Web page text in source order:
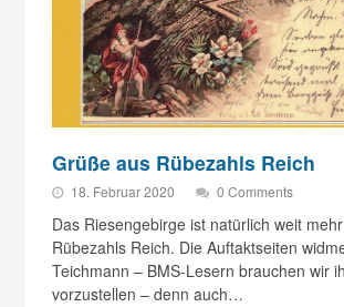
Grüße aus Rübezahls Reich
18. Februar 2020 0 Comments
Das Riesengebirge ist natürlich weit
Rübezahls Reich. Die Auftaktseiten
Teichmann – BMS-Lesern brauchen wir
vorzustellen – denn auch…